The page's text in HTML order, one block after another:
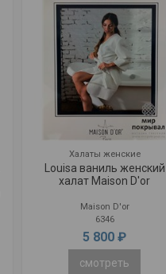
Халаты женские
Louisa ваниль женский
халат Maison D'or
Maison D'or
6346
5 800 ₽
смотреть